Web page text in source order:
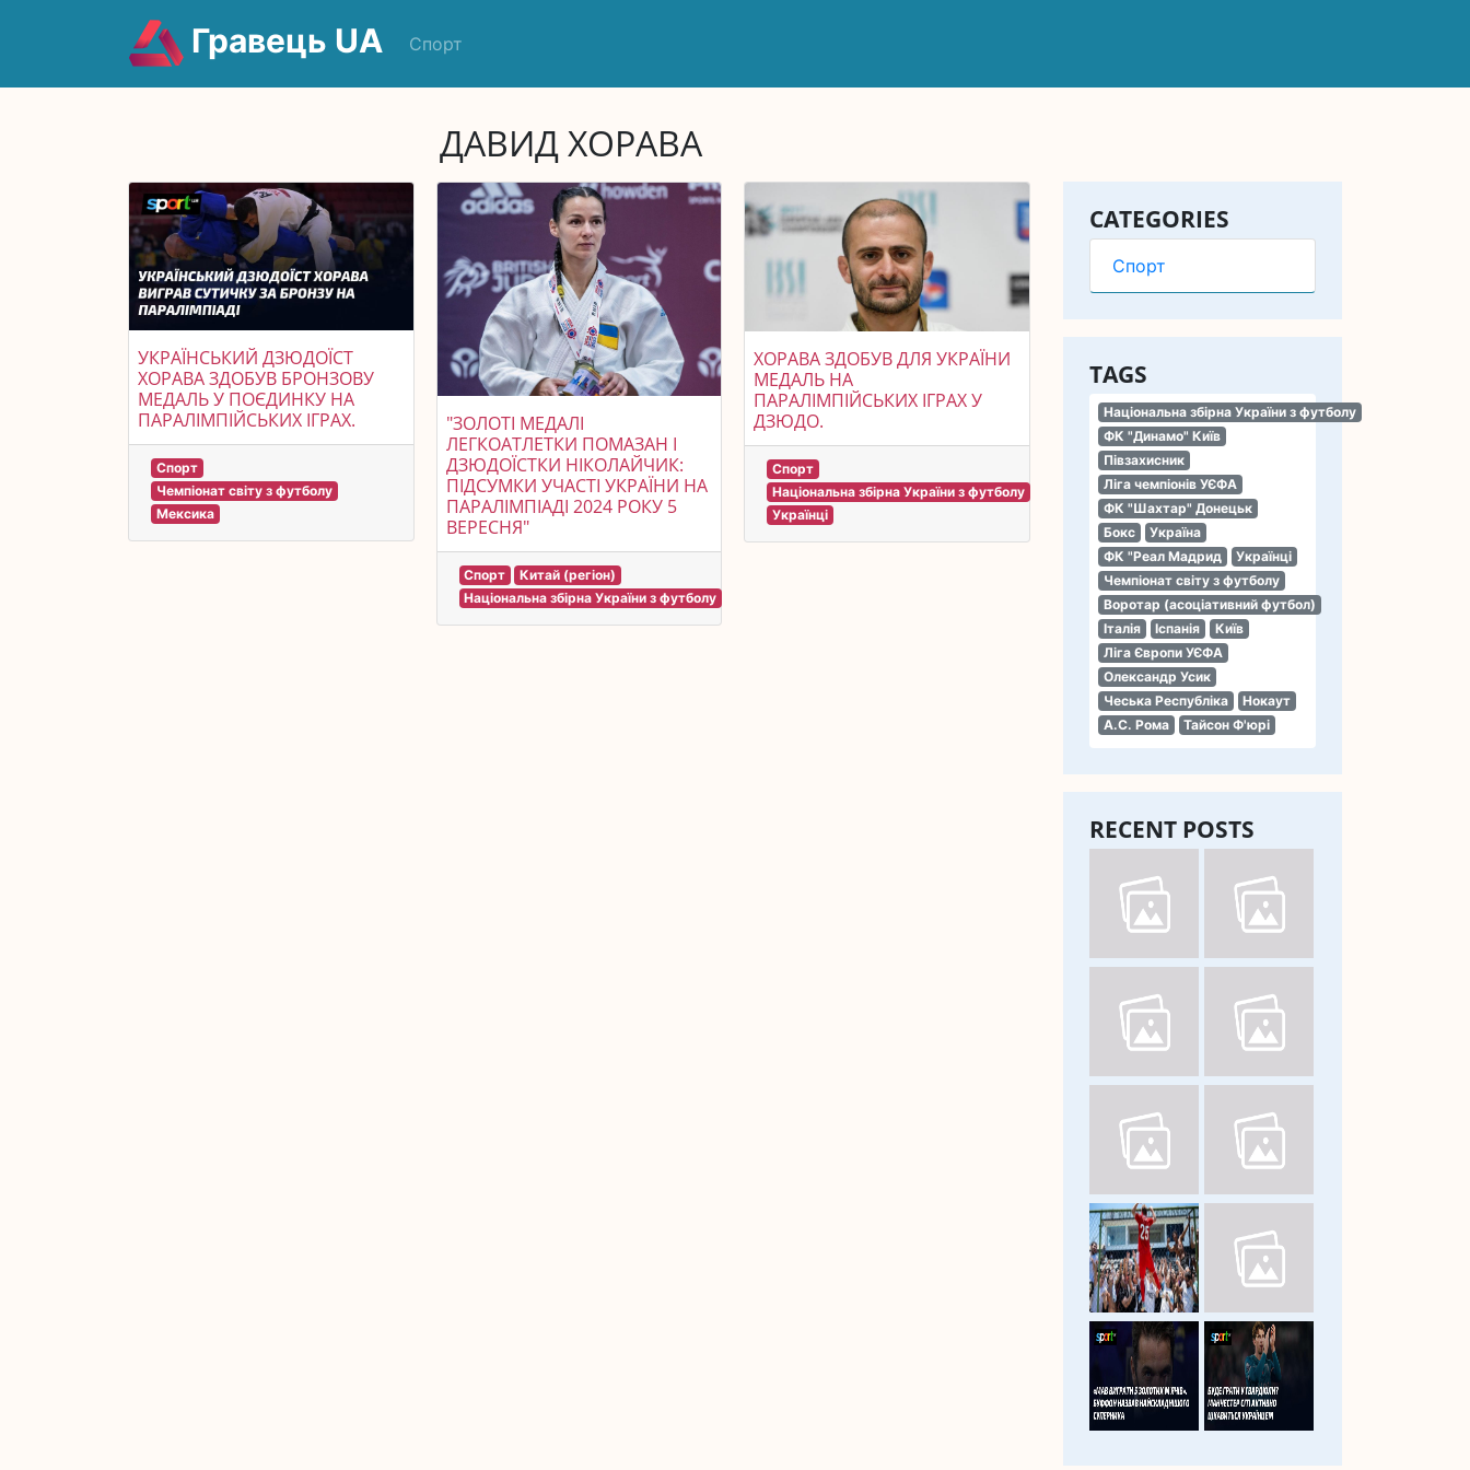
Гравець UA Спорт
ДАВИД ХОРАВА
CATEGORIES
Спорт
TAGS
Національна збірна України з футболу
ФК "Динамо" Київ
Півзахисник
Ліга чемпіонів УЄФА
ФК "Шахтар" Донецьк
Бокс
Україна
ФК "Реал Мадрид
Українці
Чемпіонат світу з футболу
Воротар (асоціативний футбол)
Італія
Іспанія
Київ
Ліга Європи УЄФА
Олександр Усик
Чеська Республіка
Нокаут
А.С. Рома
Тайсон Ф'юрі
RECENT POSTS
УКРАЇНСЬКИЙ ДЗЮДОЇСТ
ХОРАВА ЗДОБУВ БРОНЗОВУ
МЕДАЛЬ У ПОЄДИНКУ НА
ПАРАЛІМПІЙСЬКИХ ІГРАХ.
Спорт
Чемпіонат світу з футболу
Мексика
"ЗОЛОТІ МЕДАЛІ
ЛЕГКОАТЛЕТКИ ПОМАЗАН І
ДЗЮДОЇСТКИ НІКОЛАЙЧИК:
ПІДСУМКИ УЧАСТІ УКРАЇНИ НА
ПАРАЛІМПІАДІ 2024 РОКУ 5
ВЕРЕСНЯ"
Спорт
Китай (регіон)
Національна збірна України з футболу
ХОРАВА ЗДОБУВ ДЛЯ УКРАЇНИ
МЕДАЛЬ НА
ПАРАЛІМПІЙСЬКИХ ІГРАХ У
ДЗЮДО.
Спорт
Національна збірна України з футболу
Українці